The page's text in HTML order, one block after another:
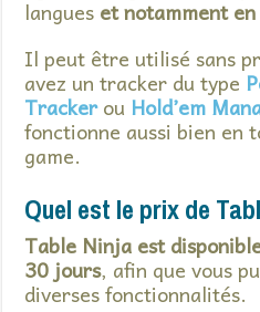
langues et notamment
Il peut être utilisé sans
avez un tracker du type
Trackerou Hold’em
fonctionne aussi bien en
game.
Quel est le prix de
Table Ninja est
30 jours, afin que vous
diverses fonctionnalités.